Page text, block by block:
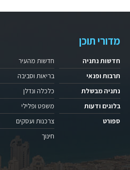
מדורי תוכן
חדשות נתניה
תרבות ופנאי
נתניה מבשלת
בלוגים ודעות
ספורט
חדשות מהעיר
בריאות וסביבה
כלכלה ונדלן
משפט ופלילי
צרכנות ועסקים
חינוך